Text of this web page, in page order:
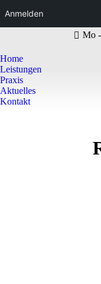
Anmelden
Mo
Home
Leistungen
Praxis
Aktuelles
Kontakt